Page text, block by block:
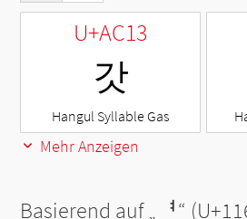
U+AC13
갓
Hangul Syllable Gas
Mehr Anzeigen
Basierend auf „ ᅧ“